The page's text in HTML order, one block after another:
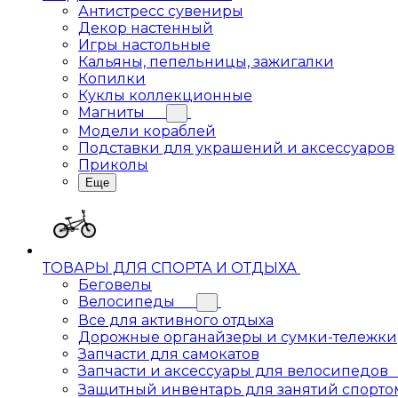
Антистресс сувениры
Декор настенный
Игры настольные
Кальяны, пепельницы, зажигалки
Копилки
Куклы коллекционные
Магниты
Модели кораблей
Подставки для украшений и аксессуаров
Приколы
Еще
ТОВАРЫ ДЛЯ СПОРТА И ОТДЫХА
Беговелы
Велосипеды
Все для активного отдыха
Дорожные органайзеры и сумки-тележки
Запчасти для самокатов
Запчасти и аксессуары для велосипедов
Защитный инвентарь для занятий